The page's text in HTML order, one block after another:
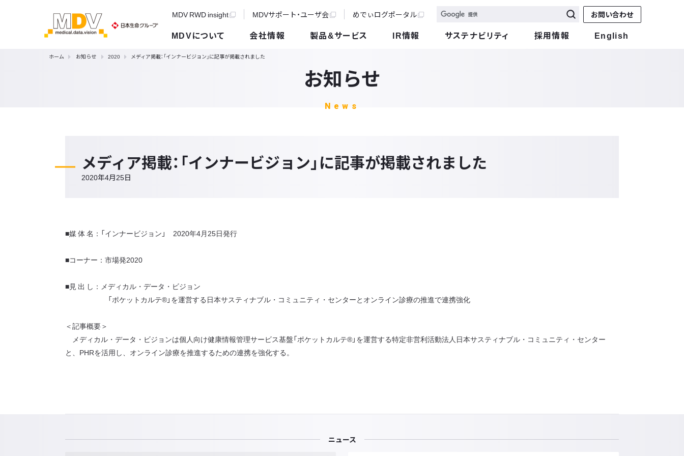
MDV RWD insight MDVサポート・ユーザ会 めでぃログポータル お問い合わせ
MDVについて 会社情報 製品&サービス IR情報 サステナビリティ 採用情報 English
ホーム お知らせ 2020 メディア掲載：「インナービジョン」に記事が掲載されました
お知らせ
News
メディア掲載：「インナービジョン」に記事が掲載されました
2020年4月25日
■媒 体 名：「インナービジョン」 2020年4月25日発行
■コーナー：市場発2020
■見 出 し：メディカル・データ・ビジョン
「ポケットカルテ®」を運営する日本サスティナブル・コミュニティ・センターとオンライン診療の推進で連携強化
＜記事概要＞
メディカル・データ・ビジョンは個人向け健康情報管理サービス基盤「ポケットカルテ®」を運営する特定非営利活動法人日本サスティナブル・コミュニティ・センター
と、PHRを活用し、オンライン診療を推進するための連携を強化する。
ニュース